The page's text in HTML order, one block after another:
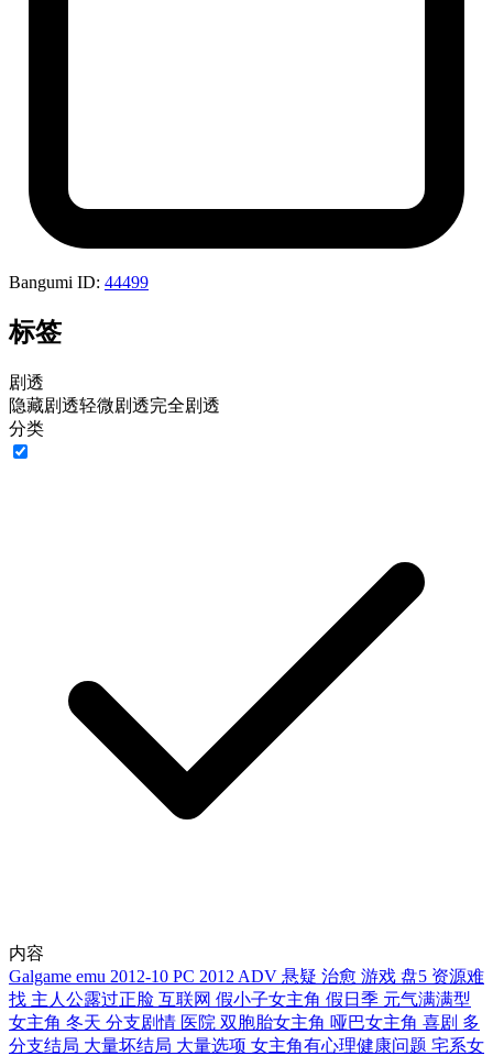
Bangumi ID: 44499
标签
剧透
隐藏剧透轻微剧透完全剧透
分类
内容
Galgame emu 2012-10 PC 2012 ADV 悬疑 治愈 游戏 盘5 资源难
找 主人公露过正脸 互联网 假小子女主角 假日季 元气满满型
女主角 冬天 分支剧情 医院 双胞胎女主角 哑巴女主角 喜剧 多
分支结局 大量坏结局 大量选项 女主角有心理健康问题 宅系女